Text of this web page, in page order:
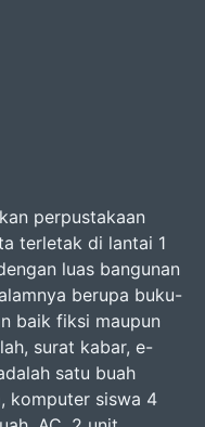
perpustakaan
terletak di lantai 1
luas bangunan
berupa buku-
baik fiksi maupun
surat kabar, e-
satu buah
komputer siswa 4